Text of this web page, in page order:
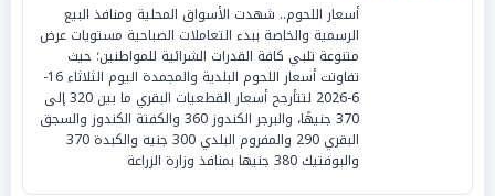
أسعار اللحوم.. شهدت الأسواق المحلية ومنافذ البيع
الرسمية والخاصة ببدء التعاملات الصباحية مستويات عرض
متنوعة تلبي كافة القدرات الشرائية للمواطنين؛ حيث
تفاوتت أسعار اللحوم البلدية والمجمدة اليوم الثلاثاء 16-
6-2026 لتتأرجح أسعار القطعيات البقري ما بين 320 إلى
370 جنيهًا، والبرجر الكندوز 360 والكفتة الكندوز والسجق
البقري 290 والمفروم البلدي 300 جنيه والكبدة 370
والبوفتيك 380 جنيها بمنافذ وزارة الزراعة